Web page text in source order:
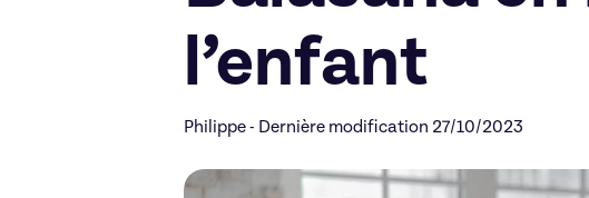
l’enfant
Philippe - Dernière modification 27/10/2023